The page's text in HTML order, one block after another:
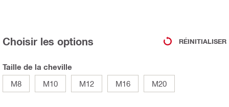
Choisir les options RÉINITIALISER
Taille de la cheville
M8
M10 M12 M16 M20